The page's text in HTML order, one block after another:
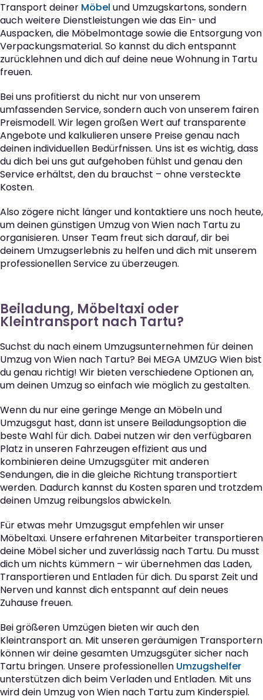
Transport deiner Möbel und Umzugskartons, sondern
auch weitere Dienstleistungen wie das Ein- und
Auspacken, die Möbelmontage sowie die Entsorgung von
Verpackungsmaterial. So kannst du dich entspannt
zurücklehnen und dich auf deine neue Wohnung in Tartu
freuen.
Bei uns profitierst du nicht nur von unserem
umfassenden Service, sondern auch von unserem fairen
Preismodell. Wir legen großen Wert auf transparente
Angebote und kalkulieren unsere Preise genau nach
deinen individuellen Bedürfnissen. Uns ist es wichtig, dass
du dich bei uns gut aufgehoben fühlst und genau den
Service erhältst, den du brauchst – ohne versteckte
Kosten.
Also zögere nicht länger und kontaktiere uns noch heute,
um deinen günstigen Umzug von Wien nach Tartu zu
organisieren. Unser Team freut sich darauf, dir bei
deinem Umzugserlebnis zu helfen und dich mit unserem
professionellen Service zu überzeugen.
Beiladung, Möbeltaxi oder
Kleintransport nach Tartu?
Suchst du nach einem Umzugsunternehmen für deinen
Umzug von Wien nach Tartu? Bei MEGA UMZUG Wien bist
du genau richtig! Wir bieten verschiedene Optionen an,
um deinen Umzug so einfach wie möglich zu gestalten.
Wenn du nur eine geringe Menge an Möbeln und
Umzugsgut hast, dann ist unsere Beiladungsoption die
beste Wahl für dich. Dabei nutzen wir den verfügbaren
Platz in unseren Fahrzeugen effizient aus und
kombinieren deine Umzugsgüter mit anderen
Sendungen, die in die gleiche Richtung transportiert
werden. Dadurch kannst du Kosten sparen und trotzdem
deinen Umzug reibungslos abwickeln.
Für etwas mehr Umzugsgut empfehlen wir unser
Möbeltaxi. Unsere erfahrenen Mitarbeiter transportieren
deine Möbel sicher und zuverlässig nach Tartu. Du musst
dich um nichts kümmern – wir übernehmen das Laden,
Transportieren und Entladen für dich. Du sparst Zeit und
Nerven und kannst dich entspannt auf dein neues
Zuhause freuen.
Bei größeren Umzügen bieten wir auch den
Kleintransport an. Mit unseren geräumigen Transportern
können wir deine gesamten Umzugsgüter sicher nach
Tartu bringen. Unsere professionellen Umzugshelfer
unterstützen dich beim Verladen und Entladen. Mit uns
wird dein Umzug von Wien nach Tartu zum Kinderspiel.